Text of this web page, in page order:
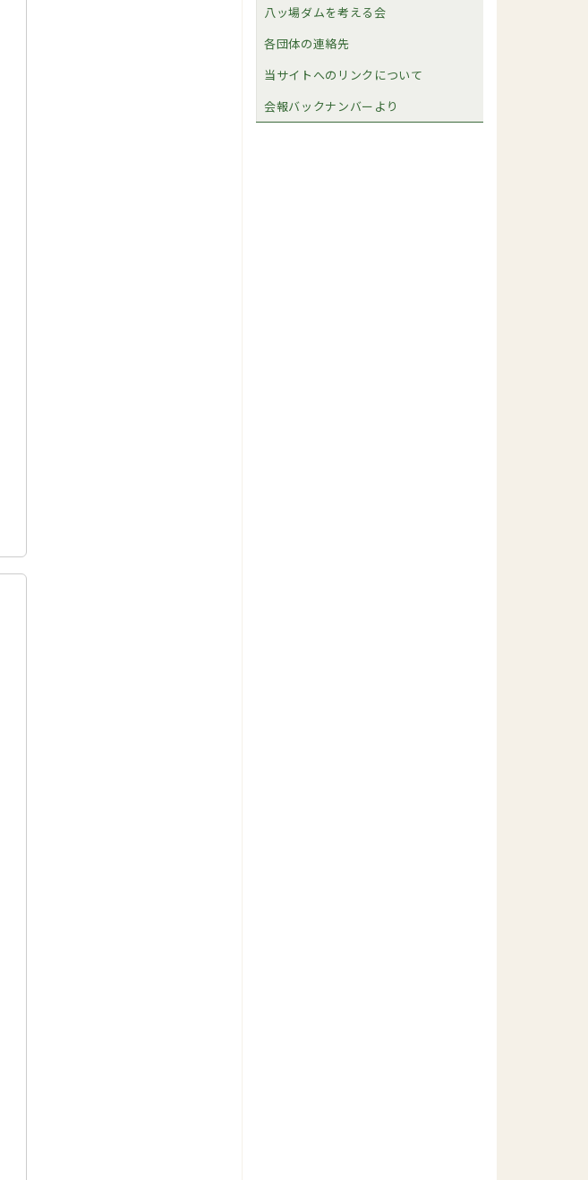
八ッ場ダムを考える会
各団体の連絡先
当サイトへのリンクについて
会報バックナンバーより